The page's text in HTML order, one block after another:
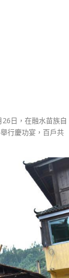
日，在融水苗族自
行慶功宴，百戶共